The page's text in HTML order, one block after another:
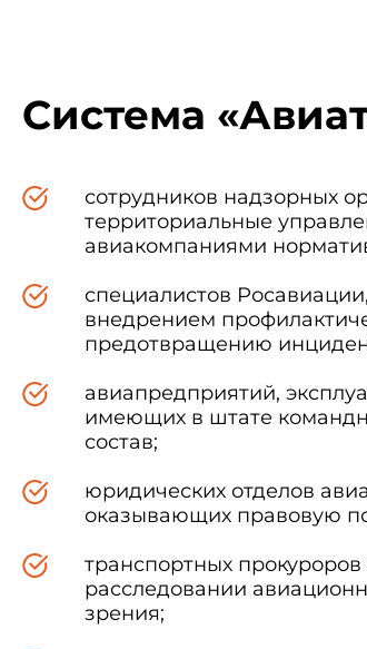
Система
сотрудников надзорных
территориальные
авиакомпаниями
специалистов
внедрением
предотвращению
авиапредприятий,
имеющих в штате
состав;
юридических отделов
оказывающих правовую
транспортных
расследовании
зрения;